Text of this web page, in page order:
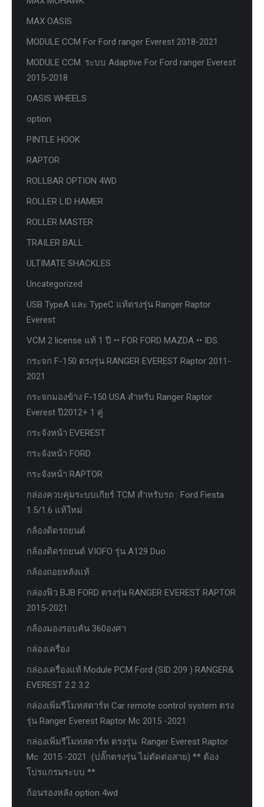
MAX OASIS
MODULE CCM For Ford ranger Everest 2018-2021
MODULE CCM. ระบบ Adaptive For Ford ranger Everest
2015-2018
OASIS WHEELS
option
PINTLE HOOK
RAPTOR
ROLLBAR OPTION 4WD
ROLLER LID HAMER
ROLLER MASTER
TRAILER BALL
ULTIMATE SHACKLES
Uncategorized
USB TypeA และ TypeC แท้ตรงรุ่น Ranger Raptor
Everest
VCM 2 license แท้ 1 ปี •• FOR FORD MAZDA •• IDS.
กระจก F-150 ตรงรุ่น RANGER EVEREST Raptor 2011-
2021
กระจกมองข้าง F-150 USA สำหรับ Ranger Raptor
Everest ปี2012+ 1 คู่
กระจังหน้า EVEREST
กระจังหน้า FORD
กระจังหน้า RAPTOR
กล่องควบคุมระบบเกียร์ TCM สำหรับรถ : Ford Fiesta
1.5/1.6 แท้ใหม่
กล้องติดรถยนต์
กล้องติดรถยนต์ VIOFO รุ่น A129 Duo
กล้องถอยหลังแท้
กล่องฟิว BJB FORD ตรงรุ่น RANGER EVEREST RAPTOR
2015-2021
กล้องมองรอบคัน 360องศา
กล่องเครื่อง
กล่องเครื่องแท้ Module PCM Ford (SID 209 ) RANGER&
EVEREST 2.2 3.2
กล่องเพิ่มรีโมทสตาร์ท Car remote control system ตรง
รุ่น Ranger Everest Raptor Mc 2015 -2021
กล่องเพิ่มรีโมทสตาร์ท ตรงรุ่น Ranger Everest Raptor
Mc 2015 -2021 (ปลั๊กตรงรุ่น ไม่ตัดต่อสาย) ** ต้อง
โปรแกรมระบบ **
ก้อนรองหลัง option 4wd